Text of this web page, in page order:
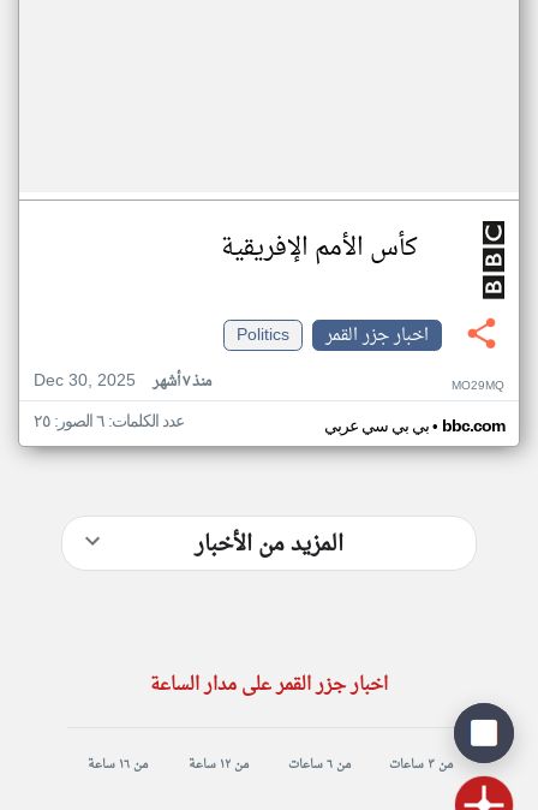
كأس الأمم الإفريقية
اخبار جزر القمر
Politics
Dec 30, 2025
منذ ٧ أشهر MO29MQ
بي بي سي عربي• bbc.com عدد الكلمات: ٦ الصور: ٢٥
المزيد من الأخبار
اخبار جزر القمر على مدار الساعة
من ٣ ساعات من ٦ ساعات من ١٢ ساعة من ١٦ ساعة